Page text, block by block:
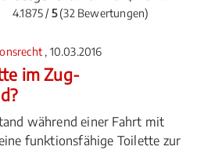
4.1875 / 5(32 Bewertungen)
, 10.03.2016
im Zug-
während einer Fahrt mit
funktionsfähige Toilette zur